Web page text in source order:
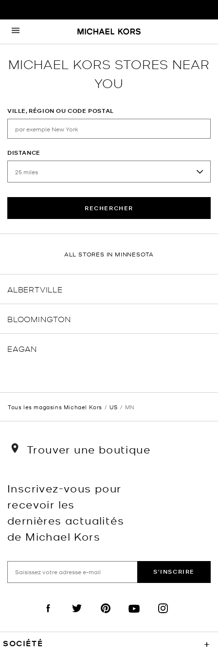
Passer au contenu
Retour à Nav
MICHAEL KORS STORES NEAR
YOU
VILLE, RÉGION OU CODE POSTAL
DISTANCE
RECHERCHER
ALL STORES IN MINNESOTA
ALBERTVILLE
BLOOMINGTON
EAGAN
Tous les magasins Michael Kors US MN
Trouver une boutique
Inscrivez-vous pour
recevoir les
dernières actualités
de Michael Kors
S'INSCRIRE
Visit us on Facebook
Visit us on TwitterVisit us on PinterestVisit us on YouTube
Visit us on
SOCIÉTÉ +